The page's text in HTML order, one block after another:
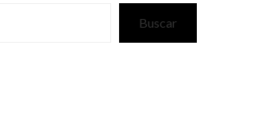
Buscar